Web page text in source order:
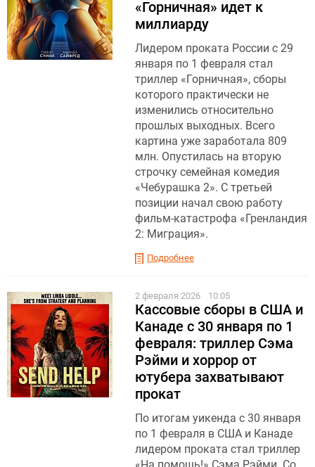
«Горничная» идет к
миллиарду
Лидером проката России с 29
января по 1 февраля стал
триллер «Горничная», cборы
которого практически не
изменились относительно
прошлых выходных. Всего
картина уже заработала 809
млн. Опустилась на вторую
строчку семейная комедия
«Чебурашка 2». С третьей
позиции начал свою работу
фильм-катастрофа «Гренландия
2: Миграция».
Подробнее
2 февраля 2026 10:05
Кассовые сборы в США и
Канаде с 30 января по 1
февраля: триллер Сэма
Рэйми и хоррор от
ютубера захватывают
прокат
По итогам уикенда с 30 января
по 1 февраля в США и Канаде
лидером проката стал триллер